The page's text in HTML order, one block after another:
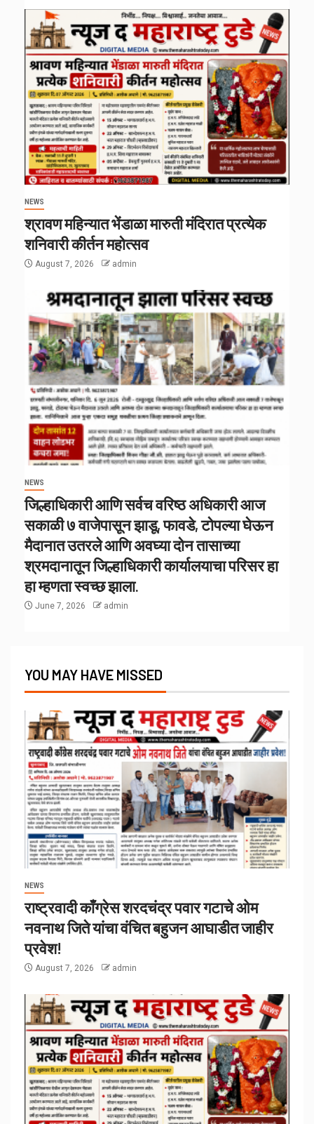
NEWS
श्रावण महिन्यात भेंडाळा मारुती मंदिरात प्रत्येक
शनिवारी कीर्तन महोत्सव
August 7, 2026 admin
NEWS
जिल्हाधिकारी आणि सर्वच वरिष्ठ अधिकारी आज
सकाळी ७ वाजेपासून झाडू, फावडे, टोपल्या घेऊन
मैदानात उतरले आणि अवघ्या दोन तासाच्या
श्रमदानातून जिल्हाधिकारी कार्यालयाचा परिसर हा
हा म्हणता स्वच्छ झाला.
June 7, 2026 admin
YOU MAY HAVE MISSED
NEWS
राष्ट्रवादी काँग्रेस शरदचंद्र पवार गटाचे ओम
नवनाथ जिते यांचा वंचित बहुजन आघाडीत जाहीर
प्रवेश!
August 7, 2026 admin